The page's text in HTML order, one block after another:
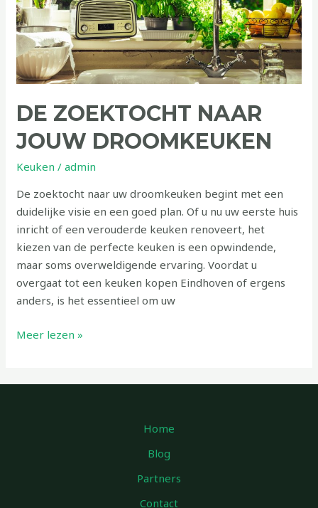
DE ZOEKTOCHT NAAR
JOUW DROOMKEUKEN
Keuken /admin
De zoektocht naar uw droomkeuken begint met een
duidelijke visie en een goed plan. Of u nu uw eerste huis
inricht of een verouderde keuken renoveert, het
kiezen van de perfecte keuken is een opwindende,
maar soms overweldigende ervaring. Voordat u
overgaat tot een keuken kopen Eindhoven of ergens
anders, is het essentieel om uw
Meer lezen »
Home
Blog
Partners
Contact